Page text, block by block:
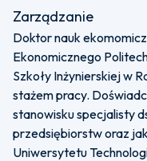
Zarządzanie
Doktor nauk
Ekonomicznego
Szkoły Inżynierskiej w
stażem pracy.
stanowisku specjalisty
przedsiębiorstw oraz
Uniwersytetu